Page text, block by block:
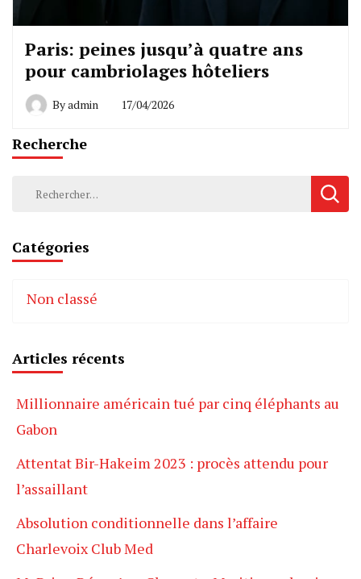
Paris: peines jusqu’à quatre ans
pour cambriolages hôteliers
Byadmin 17/04/2026
Recherche
Rechercher :
Catégories
Non classé
Articles récents
Millionnaire américain tué par cinq éléphants au
Gabon
Attentat Bir-Hakeim 2023 : procès attendu pour
l’assaillant
Absolution conditionnelle dans l’affaire
Charlevoix Club Med